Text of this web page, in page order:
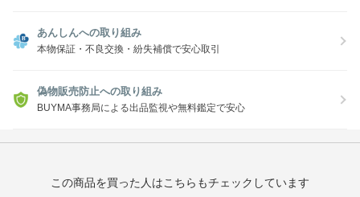
あんしんへの取り組み
本物保証・不良交換・紛失補償で安心取引
偽物販売防止への取り組み
BUYMA事務局による出品監視や無料鑑定で安心
この商品を買った人はこちらもチェックしています